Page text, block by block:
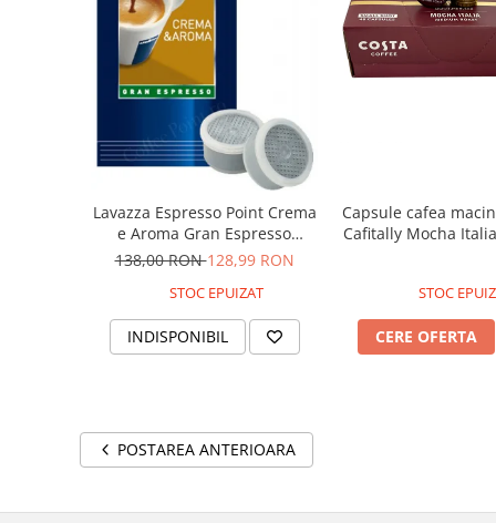
Lavazza Espresso Point Crema
e Aroma Gran Espresso
Capsule 100 buc
138,00 RON128,99 RON
STOC EPUIZAT
INDISPONIBIL
Capsule cafea
Cafitally Mocha
STOC
CERE OFERTA
POSTAREA ANTERIOARA